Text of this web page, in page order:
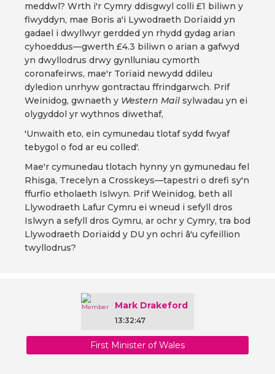
meddwl? Wrth i'r Cymry ddisgwyl colli £1 biliwn y
flwyddyn, mae Boris a'i Lywodraeth Dorïaidd yn
gadael i dwyllwyr gerdded yn rhydd gydag arian
cyhoeddus—gwerth £4.3 biliwn o arian a gafwyd
yn dwyllodrus drwy gynlluniau cymorth
coronafeirws, mae'r Torïaid newydd ddileu
dyledion unrhyw gontractau ffrindgarwch. Prif
Weinidog, gwnaeth y Western Mail sylwadau yn ei
olygyddol yr wythnos diwethaf,
'Unwaith eto, ein cymunedau tlotaf sydd fwyaf
tebygol o fod ar eu colled'.
Mae'r cymunedau tlotach hynny yn gymunedau fel
Rhisga, Trecelyn a Crosskeys—tapestri o drefi sy'n
ffurfio etholaeth Islwyn. Prif Weinidog, beth all
Llywodraeth Lafur Cymru ei wneud i sefyll dros
Islwyn a sefyll dros Gymru, ar ochr y Cymry, tra bod
Llywodraeth Dorïaidd y DU yn ochri â'u cyfeillion
twyllodrus?
Mark Drakeford
13:32:47
First Minister of Wales